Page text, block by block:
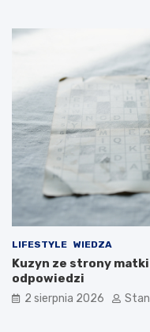
LIFESTYLE WIEDZA
Kuzyn ze strony
odpowiedzi
2 sierpnia 2026